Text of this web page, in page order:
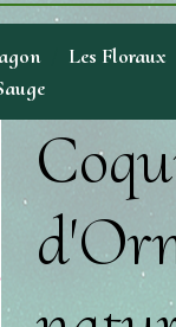
Les Floraux